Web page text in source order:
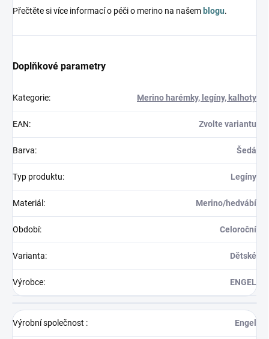
Přečtěte si více informací o péči o merino na našem blogu.
Doplňkové parametry
Kategorie: Merino harémky, legíny, kalhoty
EAN: Zvolte variantu
Barva: Šedá
Typ produktu: Legíny
Materiál : Merino/hedvábí
Období: Celoroční
Varianta: Dětské
Výrobce: ENGEL
Výrobní společnost : Engel